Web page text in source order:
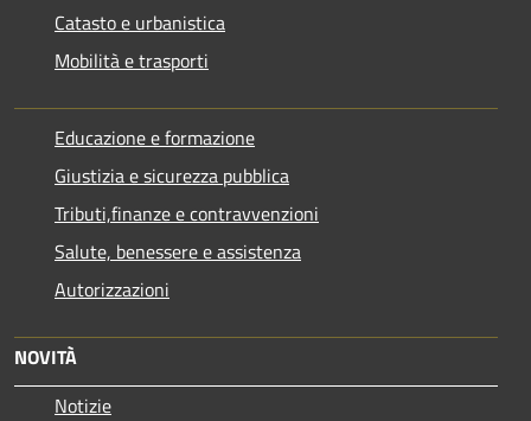
Catasto e urbanistica
Mobilità e trasporti
Educazione e formazione
Giustizia e sicurezza pubblica
Tributi,finanze e contravvenzioni
Salute, benessere e assistenza
Autorizzazioni
NOVITÀ
Notizie